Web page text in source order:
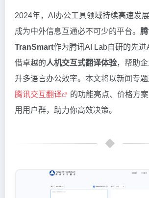
2024年，AI办公工具领域持续高速发
成为中外信息互通必不可少的平台。
TranSmart作为腾讯AI Lab自研的先
借卓越的人机交互式翻译体验，帮助
升多语言办公效率。本文将以新闻专
腾讯交互翻译
的功能亮点、价格方
用用户群，助力你高效决策。